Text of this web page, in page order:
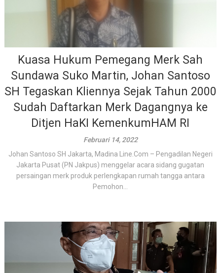
Kuasa Hukum Pemegang Merk Sah
Sundawa Suko Martin, Johan Santoso
SH Tegaskan Kliennya Sejak Tahun 2000
Sudah Daftarkan Merk Dagangnya ke
Ditjen HaKI KemenkumHAM RI
Februari 14, 2022
Johan Santoso SH Jakarta, Madina Line.Com – Pengadilan Negeri
Jakarta Pusat (PN Jakpus) menggelar acara sidang gugatan
persaingan merk produk perlengkapan rumah tangga antara
Pemohon...